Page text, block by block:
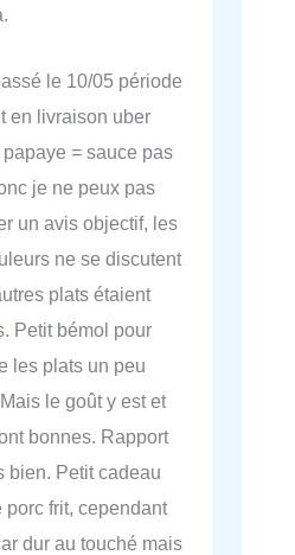
le 10/05 période
en livraison uber
= sauce pas
je ne peux pas
un avis objectif, les
ne se discutent
plats étaient
Petit bémol pour
les plats un peu
le goût y est et
bonnes. Rapport
bien. Petit cadeau
frit, cependant
dur au touché mais